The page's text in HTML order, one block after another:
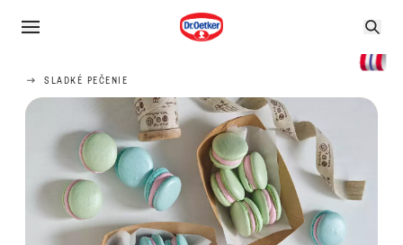
SLADKÉ PEČENIE